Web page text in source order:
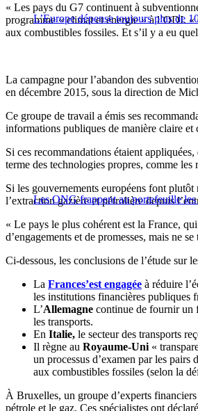
L’Europe dépense toujours plus de
« Les pays du G7 continuent à
programme « climat et énergie » à l’ODI.
aux combustibles fossiles. Et s’il y a eu
La campagne pour l’abandon des
en décembre 2015, sous la direction de
Ce groupe de travail a émis ses
informations publiques de manière claire et
Si ces recommandations étaient
terme des technologies propres, comme les
Les ONG frappent au portefeuille les
Si les gouvernements européens font
l’extraction gazière et pétrolière depuis
« Le pays le plus cohérent est la France,
d’engagements et de promesses, mais ne
Ci-dessous, les conclusions de l’étude sur
La Frances’est engagée à réduire
les institutions financières publiques
L’Allemagne continue de fournir un
les transports.
En Italie, le secteur des transports
Il règne au Royaume-Uni «
un processus d’examen par les
aux combustibles fossiles (selon la
À Bruxelles, un groupe d’experts
pétrole et le gaz. Ces spécialistes ont